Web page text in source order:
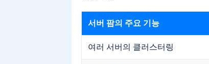
서버 팜의 주요 기능
여러 서버의 클러스터링